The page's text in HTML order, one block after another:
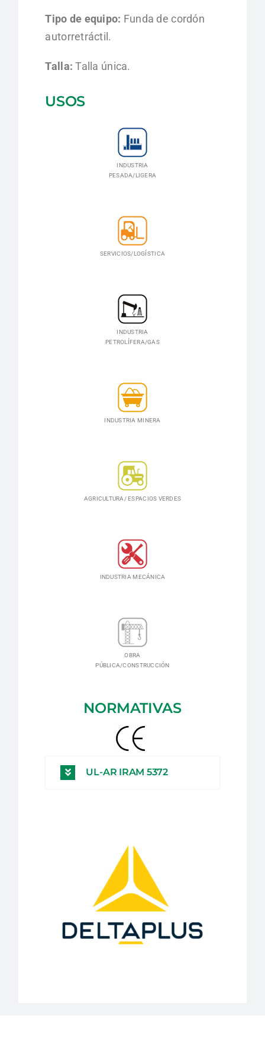
Tipo de equipo: Funda de cordón
autorretráctil.
Talla: Talla única.
USOS
INDUSTRIA
PESADA/LIGERA
SERVICIOS/LOGÍSTICA
INDUSTRIA
PETROLÍFERA/GAS
INDUSTRIA MINERA
AGRICULTURA/ ESPACIOS VERDES
INDUSTRIA MECÁNICA
OBRA
PÚBLICA/CONSTRUCCIÓN
NORMATIVAS
UL-AR IRAM 5372